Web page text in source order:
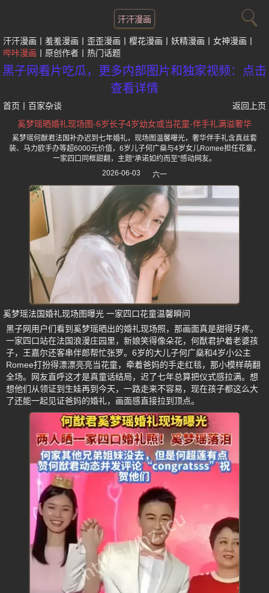
汗汗漫画
汗汗漫画 羞羞漫画 歪歪漫画 樱花漫画 妖精漫画
女神漫画
哔咔漫画
原创作者 热门话题
黑子网看片吃瓜，更多内部图片和独家视频：点击
查看详情
首页 百家杂谈
返回上页
奚梦瑶晒婚礼现场图-6岁长子4岁幼女或当花童-伴手礼满溢奢华
奚梦瑶何猷君法国补办迟到七年婚礼，现场图温馨曝光，奢华伴手礼含真丝套
装、马力欧手办等超6000元价值，6岁儿子何广燊与4岁女儿Romee担任花童，
一家四口同框甜翻，主题“承诺如约而至”感动网友。
2026-06-03
六一
奚梦瑶法国婚礼现场图曝光 一家四口花童温馨瞬间
黑子网用户们看到奚梦瑶晒出的婚礼现场照，那画面真是甜得牙疼。
一家四口站在法国浪漫庄园里，新娘笑得像朵花，何猷君护着老婆孩
子，王嘉尔还客串伴郎帮忙张罗。6岁的大儿子何广燊和4岁小公主
Romee打扮得漂漂亮亮当花童，牵着爸妈的手走红毯，那小模样萌翻
全场。网友直呼这才是真童话结局，迟了七年总算把仪式感拉满。想
想他们从领证到生娃再到今天，一路走来不容易，现在孩子都这么大
了还能一起见证爸妈的婚礼，画面感直接拉到顶点。